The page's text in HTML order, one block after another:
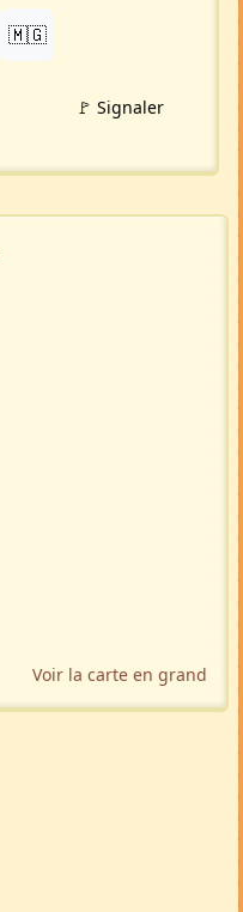
🇲🇬
🚩 Signaler
Voir la carte en grand